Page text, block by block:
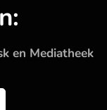
en Mediatheek